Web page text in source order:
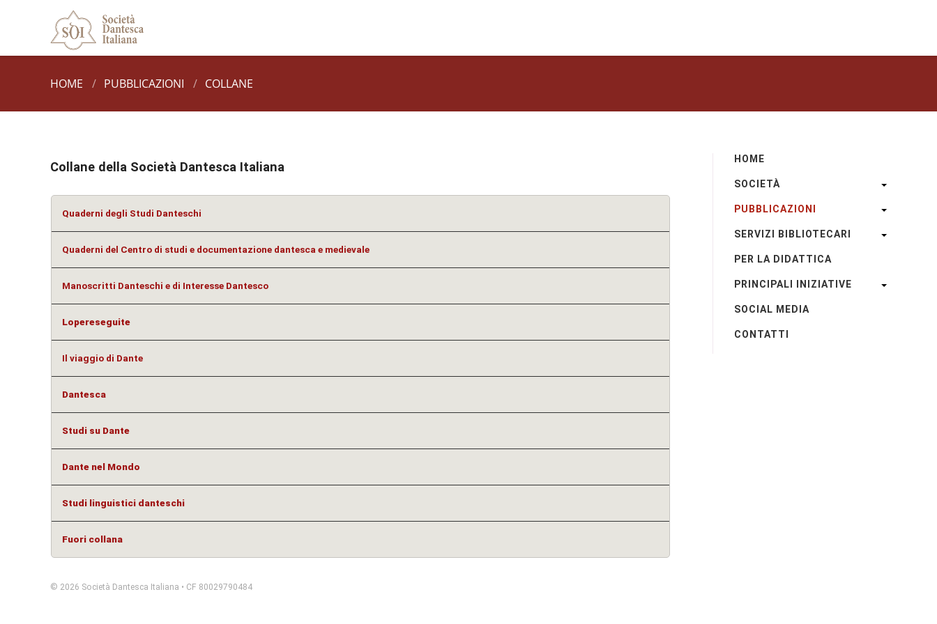
HOME / PUBBLICAZIONI / COLLANE
HOME
SOCIETÀ
PUBBLICAZIONI
SERVIZI BIBLIOTECARI
PER LA DIDATTICA
PRINCIPALI INIZIATIVE
SOCIAL MEDIA
CONTATTI
Collane della Società Dantesca Italiana
Quaderni degli Studi Danteschi
Quaderni del Centro di studi e documentazione dantesca e medievale
Manoscritti Danteschi e di Interesse Dantesco
Lopereseguite
Il viaggio di Dante
Dantesca
Studi su Dante
Dante nel Mondo
Studi linguistici danteschi
Fuori collana
© 2026 Società Dantesca Italiana • CF 80029790484